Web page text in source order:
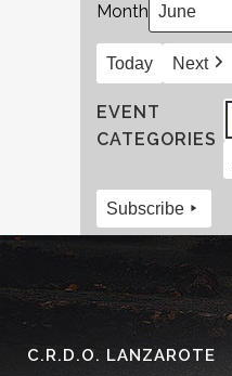
Month
Today Next
EVENT
CATEGORIES
Subscribe
C.R.D.O. LANZAROTE